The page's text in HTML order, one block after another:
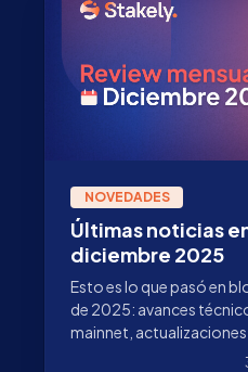
NOVEDADES
Últimas noticias
diciembre 2025
Esto es lo que pasó en
de 2025: avances
mainnet,
Stakely más allá de la